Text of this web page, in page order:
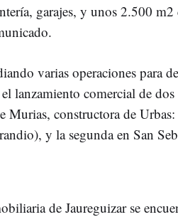
garajes, y unos 2.500
varias operaciones para
lanzamiento comercial de
Murias, constructora de
y la segunda en San
de Jaureguizar se